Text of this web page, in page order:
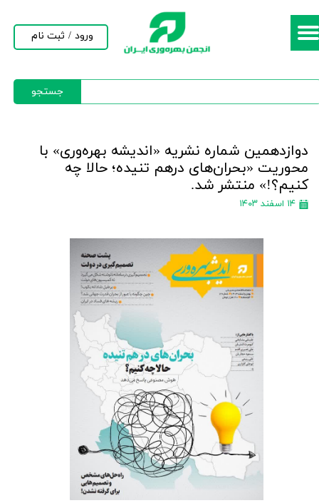
جستجو
ورود / ثبت نام
حساب کاربری من
دوازدهمین شماره نشریه «اندیشه بهره‌‌وری» با
محوریت «بحران‌های درهم تنیده؛ حالا چه
کنیم؟!» منتشر شد.
۱۴ اسفند ۱۴۰۳